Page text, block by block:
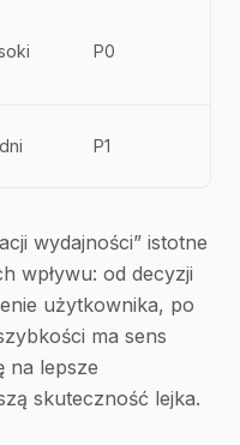
P0
P1
wydajności” istotne
wpływu: od decyzji
użytkownika, po
ma sens
na lepsze
skuteczność lejka.